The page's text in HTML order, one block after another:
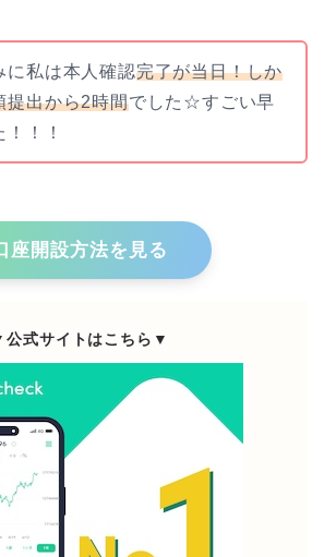
に私は本人確認完了が当日！しか
提出から2時間でした☆すごい早
！！
座開設方法を見る
公式サイトはこちら▼